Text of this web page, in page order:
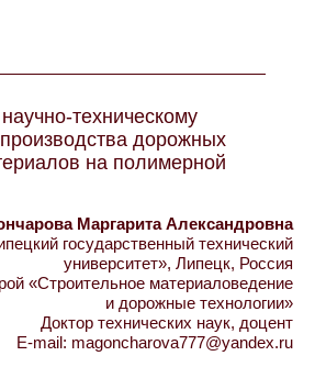
техническому
дорожных
на полимерной
Маргарита Александровна
государственный технический
университет», Липецк, Россия
«Строительное материаловедение
и дорожные технологии»
Доктор технических наук, доцент
E-mail: magoncharova777@yandex.ru